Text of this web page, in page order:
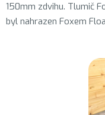
150mm zdvihu. Tlumič
byl nahrazen Foxem